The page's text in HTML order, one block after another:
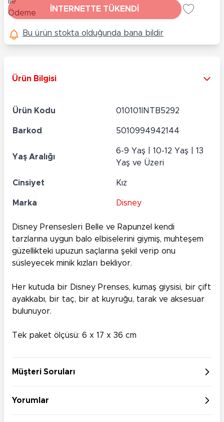
İNTERNETTE TÜKENDİ
Bu ürün stokta olduğunda bana bildir
Ürün Bilgisi
Ürün Kodu 010101INTB5292
Barkod 5010994942144
Yaş Aralığı
6-9 Yaş | 10-12 Yaş | 13
Yaş ve Üzeri
Cinsiyet Kız
Marka Disney
Disney Prensesleri Belle ve Rapunzel kendi
tarzlarına uygun balo elbiselerini giymiş, muhteşem
güzellikteki upuzun saçlarına şekil verip onu
süsleyecek minik kızları bekliyor.
Her kutuda bir Disney Prenses, kumaş giysisi, bir çift
ayakkabı, bir taç, bir at kuyruğu, tarak ve aksesuar
bulunuyor.
Tek paket ölçüsü: 6 x 17 x 36 cm
Müşteri Soruları
Yorumlar